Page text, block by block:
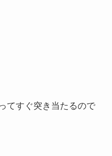
てすぐ突き当たるので